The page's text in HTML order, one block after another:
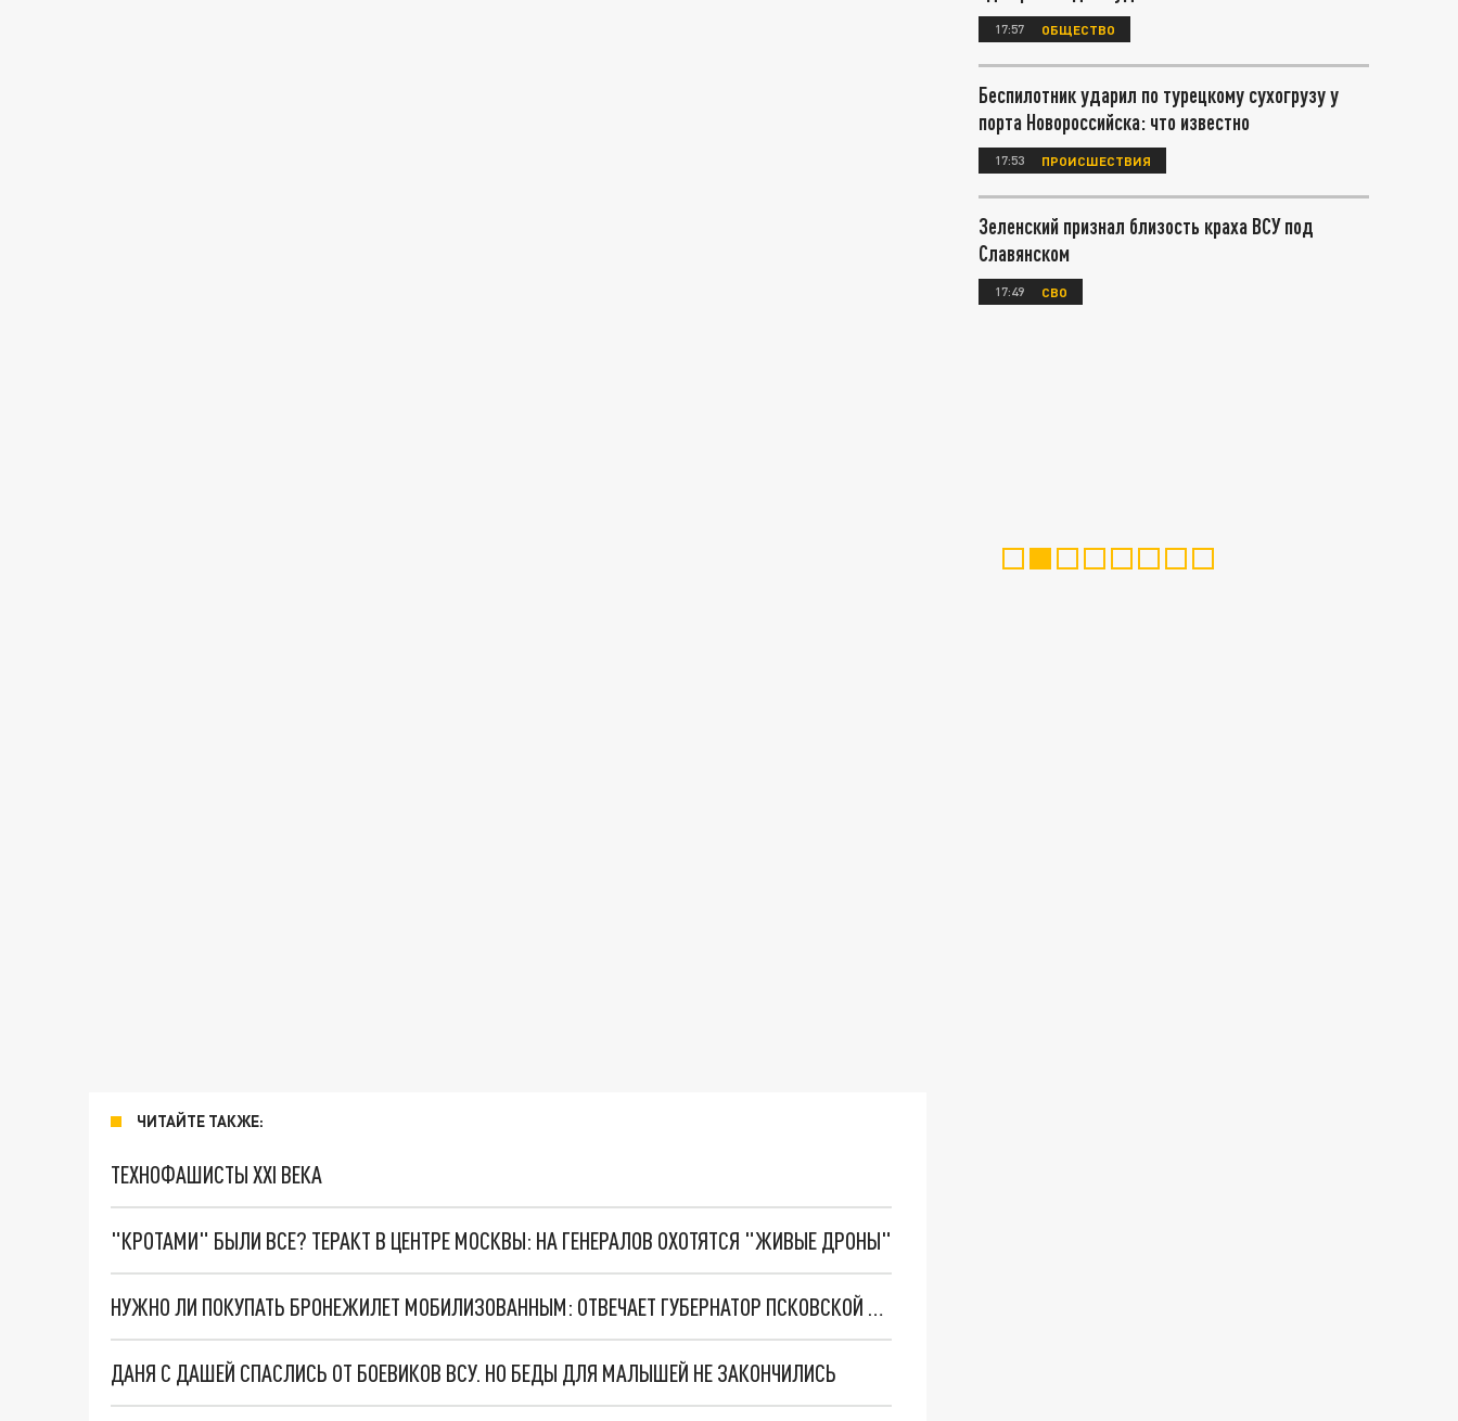
ЧИТАЙТЕ ТАКЖЕ:
ТЕХНОФАШИСТЫ XXI ВЕКА
"КРОТАМИ" БЫЛИ ВСЕ? ТЕРАКТ В ЦЕНТРЕ МОСКВЫ: НА ГЕНЕРАЛОВ ОХОТЯТСЯ "ЖИВЫЕ ДРОНЫ"
НУЖНО ЛИ ПОКУПАТЬ БРОНЕЖИЛЕТ МОБИЛИЗОВАННЫМ: ОТВЕЧАЕТ ГУБЕРНАТОР ПСКОВСКОЙ ОБЛАСТИ
ДАНЯ С ДАШЕЙ СПАСЛИСЬ ОТ БОЕВИКОВ ВСУ. НО БЕДЫ ДЛЯ МАЛЫШЕЙ НЕ ЗАКОНЧИЛИСЬ
17:57 ОБЩЕСТВО
Беспилотник ударил по турецкому сухогрузу у
порта Новороссийска: что известно
17:53 ПРОИСШЕСТВИЯ
Зеленский признал близость краха ВСУ под
Славянском
17:49 СВО